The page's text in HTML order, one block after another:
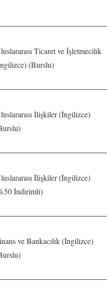
Ticaret ve İşletmecilik
(Burslu)
İlişkiler (İngilizce)
İlişkiler (İngilizce)
İndirimli)
ve Bankacılık (İngilizce)